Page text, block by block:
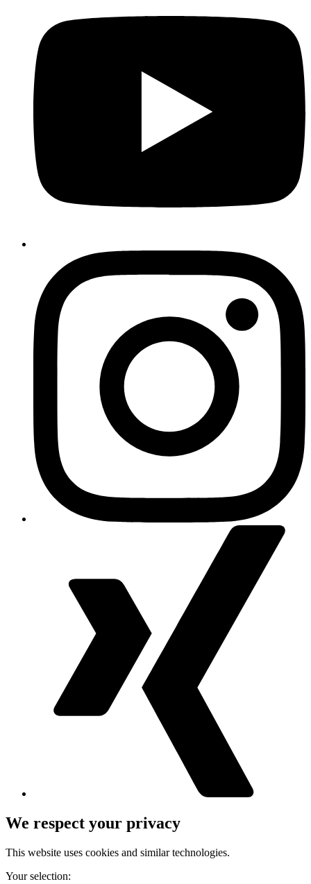
We respect your privacy
This website uses cookies and similar technologies.
Your selection: